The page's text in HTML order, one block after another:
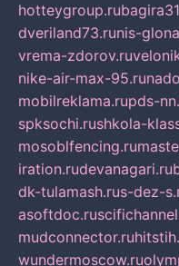
hotteygroup.ru
dveriland73.runis-
vrema-zdorov.ru
nike-air-max-95.ru
mobilreklama.rupds-
spksochi.rushkola-
mosoblfencing.ru
iration.rudevanagari.ru
dk-tulamash.rus-dez-
asoftdoc.ru
mudconnector.ru
wundermoscow.ru